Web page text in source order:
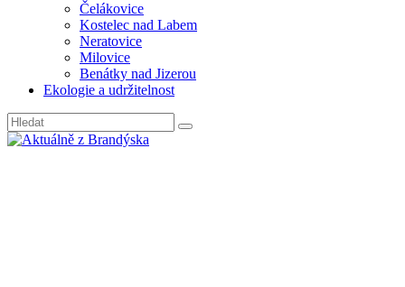
Čelákovice
Kostelec nad Labem
Neratovice
Milovice
Benátky nad Jizerou
Ekologie a udržitelnost